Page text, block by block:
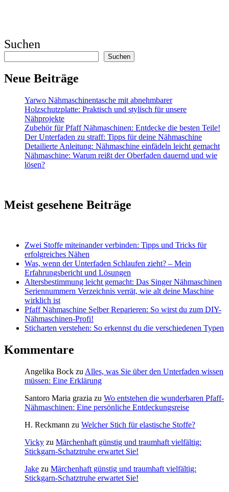
Suchen
Suchen
Neue Beiträge
Yarwo Nähmaschinentasche mit abnehmbarer
Holzschutzplatte: Praktisch und stylisch für unsere
Nähprojekte
Zubehör für Pfaff Nähmaschinen: Entdecke die besten Teile!
Der Unterfaden zu straff: Tipps für deine Nähmaschine
Detailierte Anleitung: Nähmaschine einfädeln leicht gemacht
Nähmaschine: Warum reißt der Oberfaden dauernd und wie
lösen?
Meist gesehene Beiträge
Zwei Stoffe miteinander verbinden: Tipps und Tricks für
erfolgreiches Nähen
Was, wenn der Unterfaden Schlaufen zieht? – Mein
Erfahrungsbericht und Lösungen
Altersbestimmung leicht gemacht: Das Singer Nähmaschinen
Seriennummern Verzeichnis verrät, wie alt deine Maschine
wirklich ist
Pfaff Nähmaschine Selber Reparieren: So wirst du zum DIY-
Nähmaschinen-Profi!
Sticharten verstehen: So erkennst du die verschiedenen Typen
Kommentare
Angelika Bock zu Alles, was Sie über den Unterfaden wissen
müssen: Eine Erklärung
Santoro Maria grazia zu Wo entstehen die wunderbaren Pfaff-
Nähmaschinen: Eine persönliche Entdeckungsreise
H. Reckmann zu Welcher Stich für elastische Stoffe?
Vicky zu Märchenhaft günstig und traumhaft vielfältig:
Stickgarn-Schatztruhe erwartet Sie!
Jake zu Märchenhaft günstig und traumhaft vielfältig:
Stickgarn-Schatztruhe erwartet Sie!